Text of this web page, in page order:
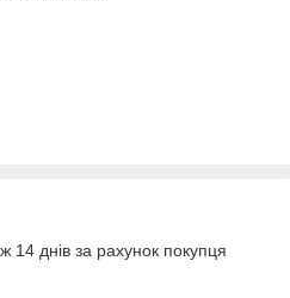
14 днів за рахунок покупця